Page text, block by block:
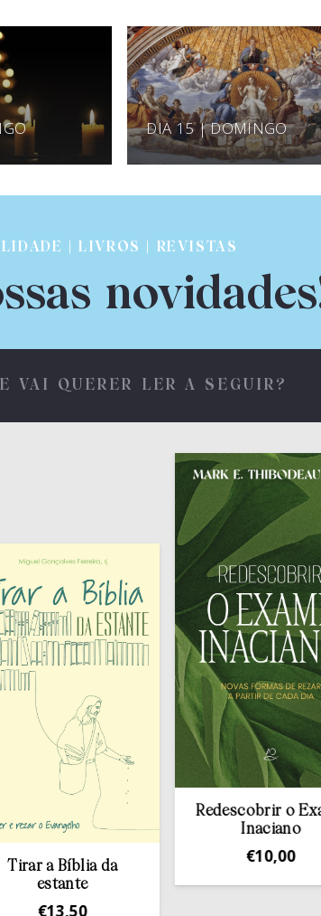
DIA 15 | DOMINGO
| LIVROS | REVISTAS
VAI QUERER LER A SEGUIR?
da
Redescobrir o Exame
Inaciano